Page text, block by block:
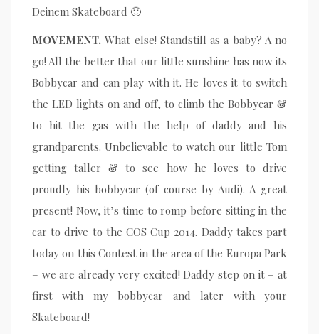
Deinem Skateboard 🙂
MOVEMENT. What else! Standstill as a baby? A no
go! All the better that our little sunshine has now its
Bobbycar and can play with it. He loves it to switch
the LED lights on and off, to climb the Bobbycar &
to hit the gas with the help of daddy and his
grandparents. Unbelievable to watch our little Tom
getting taller & to see how he loves to drive
proudly his bobbycar (of course by Audi). A great
present! Now, it’s time to romp before sitting in the
car to drive to the COS Cup 2014. Daddy takes part
today on this Contest in the area of the Europa Park
– we are already very excited! Daddy step on it – at
first with my bobbycar and later with your
Skateboard!